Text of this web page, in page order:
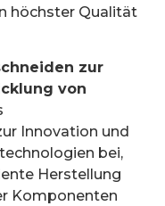
höchster Qualität
zur
von
Innovation und
bei,
Herstellung
Komponenten